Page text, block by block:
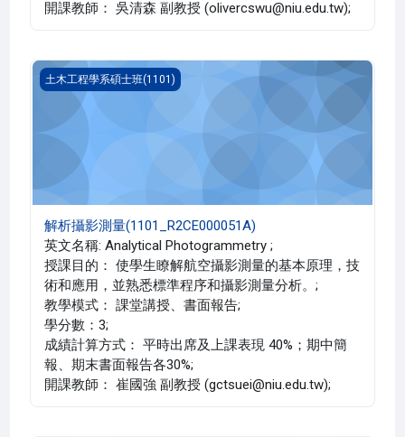
開課教師： 吳清森 副教授 (olivercswu@niu.edu.tw);
解析攝影測量(1101_R2CE000051A)
土木工程學系碩士班(1101)
解析攝影測量(1101_R2CE000051A)
英文名稱: Analytical Photogrammetry ;
授課目的： 使學生瞭解航空攝影測量的基本原理，技
術和應用，並熟悉標準程序和攝影測量分析。;
教學模式： 課堂講授、書面報告;
學分數：3;
成績計算方式： 平時出席及上課表現 40%；期中簡
報、期末書面報告各30%;
開課教師： 崔國強 副教授 (gctsuei@niu.edu.tw);